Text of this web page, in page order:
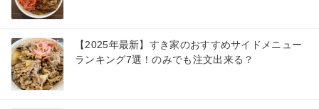
【2025年最新】すき家のおすすめサイドメニュー
ランキング7選！のみでも注文出来る？